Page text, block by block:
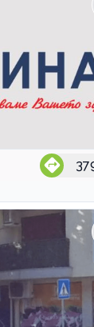
ЛИНА -